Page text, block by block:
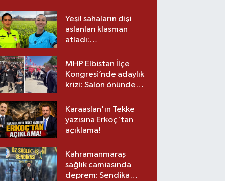
Yeşil sahaların dişi
aslanları klasman
atladı:
üst lige iki transfer!
MHP Elbistan İlçe
Kongresi’nde adaylık
krizi: Salon önünde
Karaaslan'ın Tekke
yazısına Erkoç'tan
açıklama!
Kahramanmaraş
sağlık camiasında
deprem: Sendika